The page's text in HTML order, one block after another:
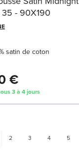
- 90X190
satin de coton
€
3 à 4 jours
currently reading page
Page
2 Page
3 Page
4 Page
5